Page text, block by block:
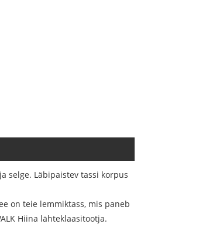
selge. Läbipaistev tassi korpus
on teie lemmiktass, mis paneb
Hiina lähteklaasitootja.